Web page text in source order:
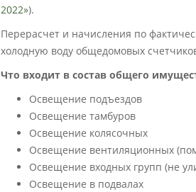
2022»).
Перерасчет и начисления по
холодную воду общедомовых
Что входит в состав общего
Освещение подъездов
Освещение тамбуров
Освещение колясочных
Освещение вентиляционных
Освещение входных групп (не
Освещение в подвалах